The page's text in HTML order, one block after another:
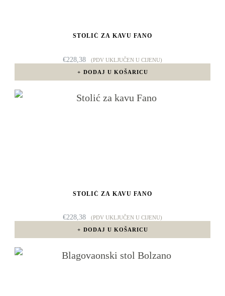
STOLIĆ ZA KAVU FANO
€228,38
(PDV UKLJUČEN U CIJENU)
DODAJ U KOŠARICU
STOLIĆ ZA KAVU FANO
€228,38
(PDV UKLJUČEN U CIJENU)
DODAJ U KOŠARICU